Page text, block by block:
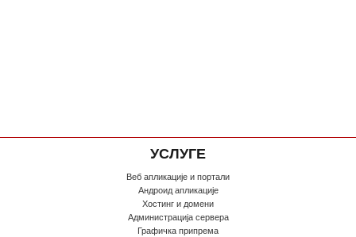
УСЛУГЕ
Веб апликације и портали
Андроид апликације
Хостинг и домени
Администрација сервера
Графичка припрема